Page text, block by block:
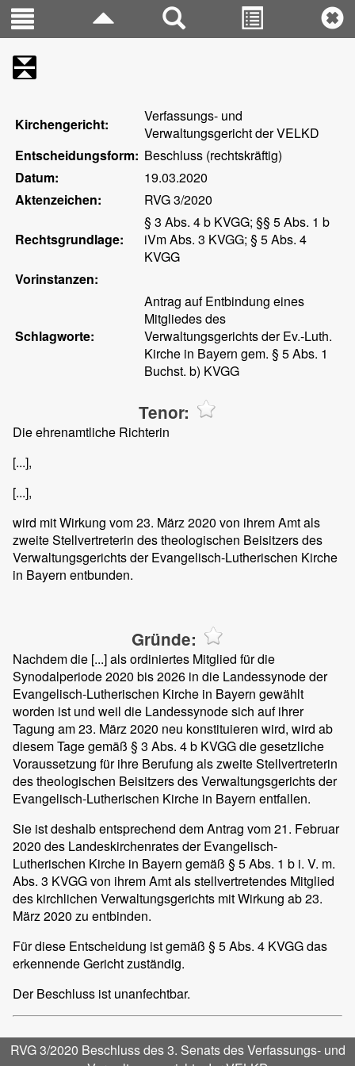
RVG 3/2020 Beschluss des 3. Senats des Verfassungs- und
Kirchengericht:
Verfassungs- und
Verwaltungsgericht der VELKD
Entscheidungsform: Beschluss (rechtskräftig)
Datum:
19.03.2020
Aktenzeichen:
RVG 3/2020
Rechtsgrundlage:
§ 3 Abs. 4 b KVGG; §§ 5 Abs. 1 b
iVm Abs. 3 KVGG; § 5 Abs. 4
KVGG
Vorinstanzen:
Schlagworte:
Antrag auf Entbindung eines
Mitgliedes des
Verwaltungsgerichts der Ev.-Luth.
Kirche in Bayern gem. § 5 Abs. 1
Buchst. b) KVGG
Tenor:
Die ehrenamtliche Richterin
[...],
[...],
wird mit Wirkung vom 23. März 2020 von ihrem Amt als
zweite Stellvertreterin des theologischen Beisitzers des
Verwaltungsgerichts der Evangelisch-Lutherischen Kirche
in Bayern entbunden.
Gründe:
Nachdem die [...] als ordiniertes Mitglied für die
Synodalperiode 2020 bis 2026 in die Landessynode der
Evangelisch-Lutherischen Kirche in Bayern gewählt
worden ist und weil die Landessynode sich auf ihrer
Tagung am 23. März 2020 neu konstituieren wird, wird ab
diesem Tage gemäß § 3 Abs. 4 b KVGG die gesetzliche
Voraussetzung für ihre Berufung als zweite Stellvertreterin
des theologischen Beisitzers des Verwaltungsgerichts der
Evangelisch-Lutherischen Kirche in Bayern entfallen.
Sie ist deshalb entsprechend dem Antrag vom 21. Februar
2020 des Landeskirchenrates der Evangelisch-
Lutherischen Kirche in Bayern gemäß § 5 Abs. 1 b i. V. m.
Abs. 3 KVGG von ihrem Amt als stellvertretendes Mitglied
des kirchlichen Verwaltungsgerichts mit Wirkung ab 23.
März 2020 zu entbinden.
Für diese Entscheidung ist gemäß § 5 Abs. 4 KVGG das
erkennende Gericht zuständig.
Der Beschluss ist unanfechtbar.